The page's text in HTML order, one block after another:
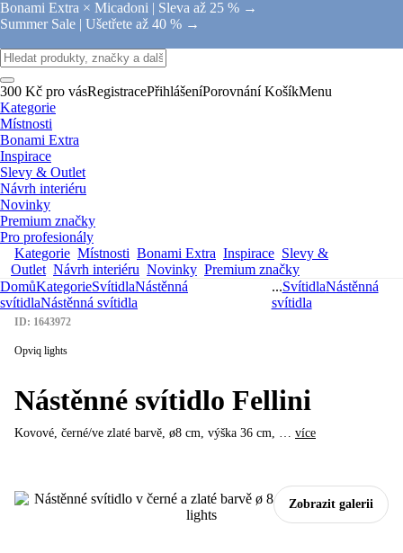
Bonami Extra × Micadoni | Sleva až 25 % →
Summer Sale | Ušetřete až 40 % →
300 Kč pro vásRegistracePřihlášeníPorovnání KošíkMenu
Kategorie
Místnosti
Bonami Extra
Inspirace
Slevy & Outlet
Návrh interiéru
Novinky
Premium značky
Pro profesionály
Kategorie Místnosti Bonami Extra Inspirace Slevy &
Outlet Návrh interiéru Novinky Premium značky
DomůKategorieSvítidlaNástěnná
svítidlaNástěnná svítidla
...SvítidlaNástěnná
svítidla
Zobrazit galerii
ID: 1643972
Opviq lights
Nástěnné svítidlo Fellini
Kovové, černé/ve zlaté barvě, ø8 cm, výška 36 cm, … více